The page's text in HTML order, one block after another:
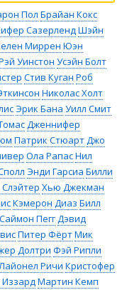
Пол Брайан Кокс
СазерлендШэйн
Миррен Юэн
Уинстон Усэйн Болт
Стив Куган Роб
Николас Холт
Эрик Бана Уилл Смит
Дженнифер
Патрик СтюартДжо
Ола РапасНил
Энди Гарсиа Билли
Хью Джекман
Кэмерон Диаз Билл
Саймон ПеггДэвид
Питер ФёртМик
Долтри Фэй Рипли
Ричи Кристофер
Мартин Кемп